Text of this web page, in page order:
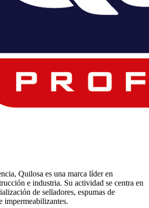
Quilosa es una marca líder en
e industria. Su actividad se centra en
de selladores, espumas de
impermeabilizantes.